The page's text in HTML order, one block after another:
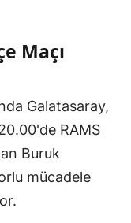
Maçı
Galatasaray,
RAMS
Buruk
mücadele